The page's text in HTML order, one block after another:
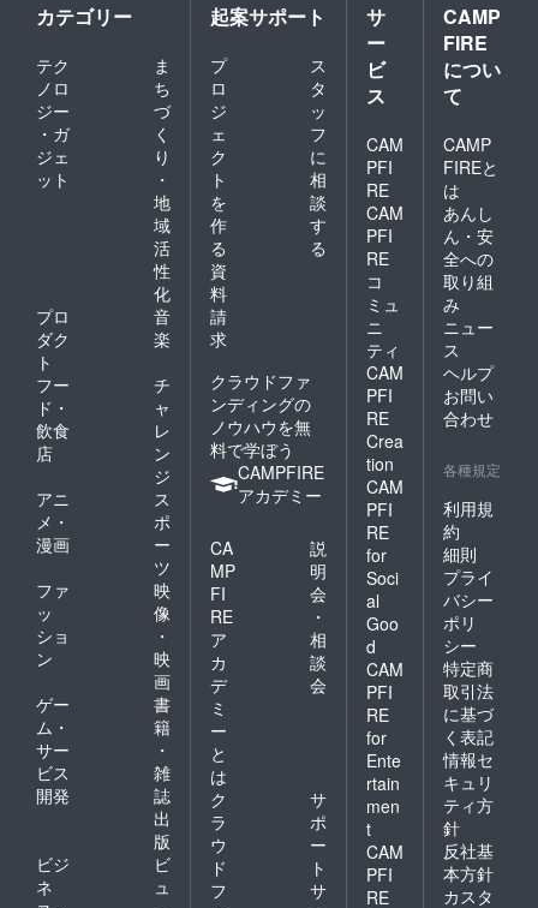
カテゴリー
テク
ノロ
ジー
・ガ
ジェ
ット
ま
ち
づ
く
り
・
地
域
活
性
化
プロ
ダク
ト
音
楽
フー
ド・
飲食
店
チ
ャ
レ
ン
ジ
アニ
メ・
漫画
ス
ポ
ー
ツ
ファ
ッ
ショ
ン
映
像
・
映
画
ゲー
ム・
サー
ビス
開発
書
籍
・
雑
誌
出
版
ビジ
ネ
ビ
ュ
起案サポート
プ
ロ
ジ
ェ
ク
ト
を
作
る
ス
タ
ッ
フ
に
相
談
す
る
資
料
請
求
クラウドファ
ンディングの
ノウハウを無
料で学ぼう
CAMPFIRE
アカデミー
CA
MP
FI
RE
ア
カ
デ
ミ
ー
と
は
説
明
会
・
相
談
会
ク
ラ
ウ
ド
フ
サ
ポ
ー
ト
サ
サ
ー
ビ
ス
CAM
PFI
RE
CAM
PFI
RE
コ
ミュ
ニ
ティ
CAM
PFI
RE
Crea
tion
CAM
PFI
RE
for
Soci
al
Goo
d
CAM
PFI
RE
for
Ente
rtain
men
t
CAM
PFI
RE
CAMP
FIRE
につい
て
CAMP
FIREと
は
あんし
ん・安
全への
取り組
み
ニュー
ス
ヘルプ
お問い
合わせ
各種規定
利用規
約
細則
プライ
バシー
ポリ
シー
特定商
取引法
に基づ
く表記
情報セ
キュリ
ティ方
針
反社基
本方針
カスタ